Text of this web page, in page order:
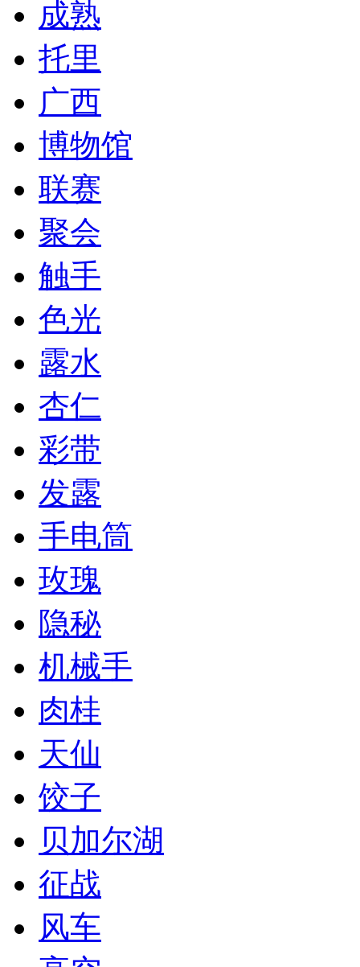
成熟
托里
广西
博物馆
联赛
聚会
触手
色光
露水
杏仁
彩带
发露
手电筒
玫瑰
隐秘
机械手
肉桂
天仙
饺子
贝加尔湖
征战
风车